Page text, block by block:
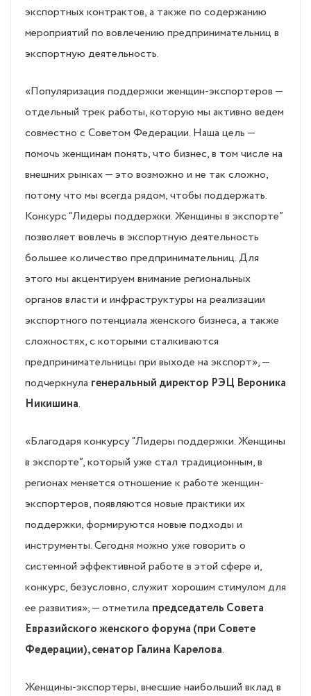
экспортных контрактов, а также по содержанию
мероприятий по вовлечению предпринимательниц в
экспортную деятельность.
«Популяризация поддержки женщин-экспортеров —
отдельный трек работы, которую мы активно ведем
совместно с Советом Федерации. Наша цель —
помочь женщинам понять, что бизнес, в том числе на
внешних рынках — это возможно и не так сложно,
потому что мы всегда рядом, чтобы поддержать.
Конкурс “Лидеры поддержки. Женщины в экспорте”
позволяет вовлечь в экспортную деятельность
большее количество предпринимательниц. Для
этого мы акцентируем внимание региональных
органов власти и инфраструктуры на реализации
экспортного потенциала женского бизнеса, а также
сложностях, с которыми сталкиваются
предпринимательницы при выходе на экспорт», —
подчеркнула генеральный директор РЭЦ Вероника
Никишина.
«Благодаря конкурсу “Лидеры поддержки. Женщины
в экспорте”, который уже стал традиционным, в
регионах меняется отношение к работе женщин-
экспортеров, появляются новые практики их
поддержки, формируются новые подходы и
инструменты. Сегодня можно уже говорить о
системной эффективной работе в этой сфере и,
конкурс, безусловно, служит хорошим стимулом для
ее развития», — отметила председатель Совета
Евразийского женского форума (при Совете
Федерации), сенатор Галина Карелова.
Женщины-экспортеры, внесшие наибольший вклад в